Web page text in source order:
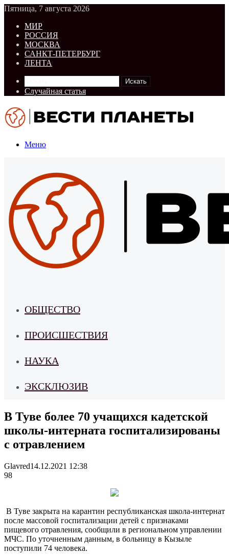
Пятница, 7 августа 2026
МИР
РОССИЯ
МОСКВА
САНКТ-ПЕТЕРБУРГ
ЛЕНТА
Искать
Случайная статья
Меню
ОБЩЕСТВО
ПРОИСШЕСТВИЯ
НАУКА
ЭКСКЛЮЗИВ
В Туве более 70 учащихся кадетской
школы-интерната госпитализированы
с отравлением
Glavred14.12.2021 12:38
98
В Туве закрыта на карантин республиканская школа-интернат
после массовой госпитализации детей с признаками
пищевого отравления, сообщили в региональном управлении
МЧС. По уточненным данным, в больницу в Кызыле
поступили 74 человека.